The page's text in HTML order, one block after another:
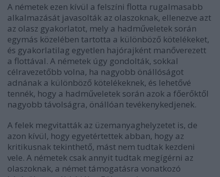
A németek ezen kívül a felszíni flotta rugalmasabb
alkalmazását javasolták az olaszoknak, ellenezve azt
az olasz gyakorlatot, mely a hadműveletek során
egymás közelében tartotta a különböző kötelékeket,
és gyakorlatilag egyetlen hajórajként manőverezett
a flottával. A németek úgy gondolták, sokkal
célravezetőbb volna, ha nagyobb önállóságot
adnának a különböző kötelékeknek, és lehetővé
tennék, hogy a hadműveletek során azok a főerőktől
nagyobb távolságra, önállóan tevékenykedjenek.
A felek megvitatták az üzemanyaghelyzetet is, de
azon kívül, hogy egyetértettek abban, hogy az
kritikusnak tekinthető, mást nem tudtak kezdeni
vele. A németek csak annyit tudtak megígérni az
olaszoknak, a német támogatásra vonatkozó